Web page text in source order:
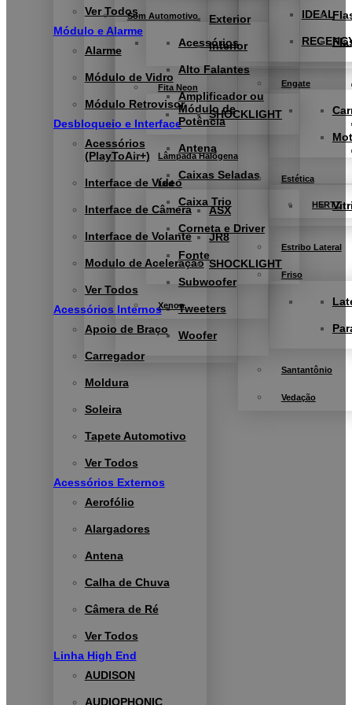
Ver Todos
Módulo e Alarme
Alarme
Módulo de Vidro
Módulo Retrovisor
Desbloqueio e Interface
Acessórios
(PlayToAir+)
Interface de Vídeo
Interface de Câmera
Interface de Volante
Modulo de Aceleração
Ver Todos
Acessórios Internos
Apoio de Braço
Carregador
Moldura
Soleira
Tapete Automotivo
Ver Todos
Acessórios Externos
Aerofólio
Alargadores
Antena
Calha de Chuva
Câmera de Ré
Ver Todos
Linha High End
AUDISON
AUDIOPHONIC
Som Automotivo
Acessórios
Alto Falantes
Amplificador ou
Módulo de
Potência
Antena
Caixas Seladas
Caixa Trio
Corneta e Driver
Fonte
Subwoofer
Tweeters
Woofer
Exterior
Interior
Fita Neon
SHOCKLIGHT
Lâmpada Halógena
Led
ASX
JR8
SHOCKLIGHT
Xenon
IDEAL
Engate
Estética
Estribo Lateral
Friso
Santantônio
Vedação
HERTZ